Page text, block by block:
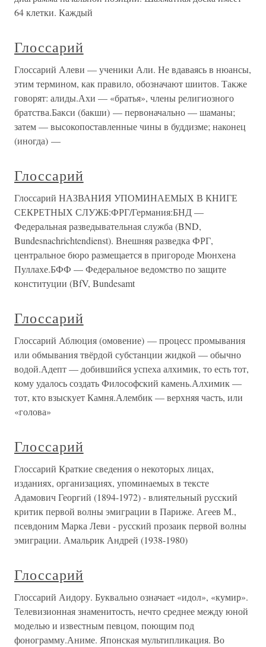
64 клетки. Каждый
Глоссарий
Глоссарий Алеви — ученики Али. Не вдаваясь в нюансы,
этим термином, как правило, обозначают шиитов. Также
говорят: алиды.Ахи — «братья», члены религиозного
братства.Бакси (бакши) — первоначально — шаманы;
затем — высокопоставленные чины в буддизме; наконец
(иногда) —
Глоссарий
Глоссарий НАЗВАНИЯ УПОМИНАЕМЫХ В КНИГЕ
СЕКРЕТНЫХ СЛУЖБ:ФРГ/Германия:БНД —
Федеральная разведывательная служба (BND,
Bundesnachrichtendienst). Внешняя разведка ФРГ,
центральное бюро размещается в пригороде Мюнхена
Пуллахе.БФФ — Федеральное ведомство по защите
конституции (BfV, Bundesamt
Глоссарий
Глоссарий Аблюция (омовение) — процесс промывания
или обмывания твёрдой субстанции жидкой — обычно
водой.Адепт — добившийся успеха алхимик, то есть тот,
кому удалось создать Философский камень.Алхимик —
тот, кто взыскует Камня.Алембик — верхняя часть, или
«голова»
Глоссарий
Глоссарий Краткие сведения о некоторых лицах,
изданиях, организациях, упоминаемых в тексте
Адамович Георгий (1894-1972) - влиятельный русский
критик первой волны эмиграции в Париже. Агеев М.,
псевдоним Марка Леви - русский прозаик первой волны
эмиграции. Амальрик Андрей (1938-1980)
Глоссарий
Глоссарий Аидору. Буквально означает «идол», «кумир».
Телевизионная знаменитость, нечто среднее между юной
моделью и известным певцом, поющим под
фонограмму.Аниме. Японская мультипликация. Во